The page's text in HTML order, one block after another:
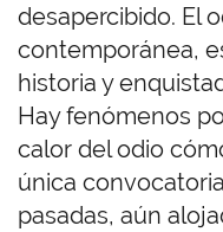
desapercibido. El
contemporánea,
historia y
Hay fenómenos
calor del odio
única
pasadas, aún